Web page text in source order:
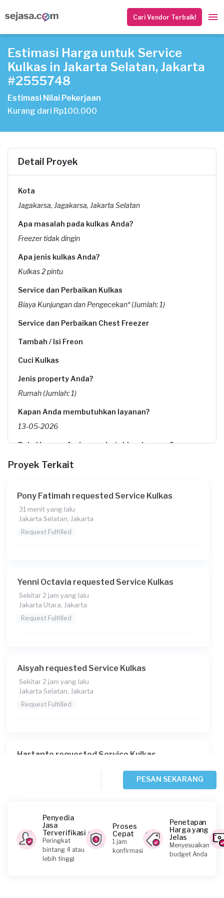
Cari Vendor Terbaik!
Estimasi Harga untuk Service
Kulkas in Jakarta Selatan, Jakarta
#2555748
Estimasi Nilai Pekerjaan
Kurang dari Rp100.000
Detail Proyek
Kota
Jagakarsa, Jagakarsa, Jakarta Selatan
Apa masalah pada kulkas Anda?
Freezer tidak dingin
Apa jenis kulkas Anda?
Kulkas 2 pintu
Service dan Perbaikan Kulkas
Biaya Kunjungan dan Pengecekan* (Jumlah: 1)
Service dan Perbaikan Chest Freezer
Tambah / Isi Freon
Cuci Kulkas
Jenis property Anda?
Rumah (Jumlah: 1)
Kapan Anda membutuhkan layanan?
13-05-2026
Pukul berapa Anda membutuhkan layanan?
14:30
Rp75.000 + Rp11.000 (biaya layanan)
Catatan
Proyek Terkait
Pony Fatimah requested Service Kulkas
31 menit yang lalu
Jakarta Selatan, Jakarta
Request Fulfilled
Yenni Octavia requested Service Kulkas
Sekitar 2 jam yang lalu
Jakarta Utara, Jakarta
Request Fulfilled
Aisyah requested Service Kulkas
Sekitar 2 jam yang lalu
Jakarta Selatan, Jakarta
Request Fulfilled
Hartanto requested Service Kulkas
Marisa Sihombing requested Service Kulkas
Sekitar 6 jam yang lalu
Jakarta Pusat, Jakarta
PESAN SEKARANG
Penyedia
Jasa
Terverifikasi
Peringkat
bintang 4 atau
lebih tinggi
Proses
Cepat
1 jam
konfirmasi
Penetapan
Harga yang
Jelas
Menyesuaikan
budget Anda